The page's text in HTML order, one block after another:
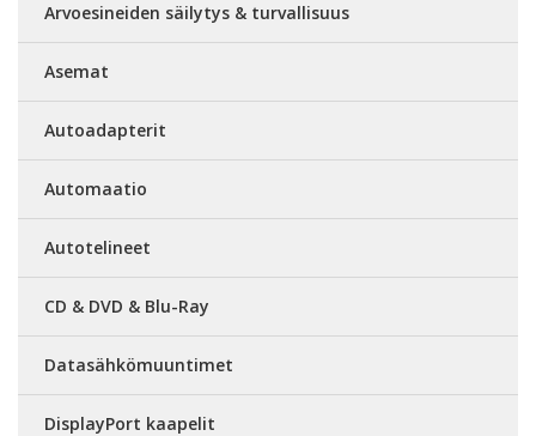
Arvoesineiden säilytys & turvallisuus
Asemat
Autoadapterit
Automaatio
Autotelineet
CD & DVD & Blu-Ray
Datasähkömuuntimet
DisplayPort kaapelit